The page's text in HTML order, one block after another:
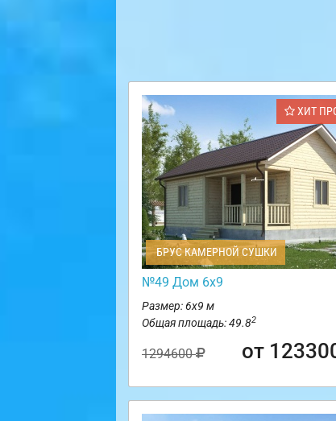
ХИТ
БРУС КАМЕРНОЙ СУШКИ
№49 Дом 6х9
Размер: 6х9 м
Общая площадь: 49.82
1294600 от